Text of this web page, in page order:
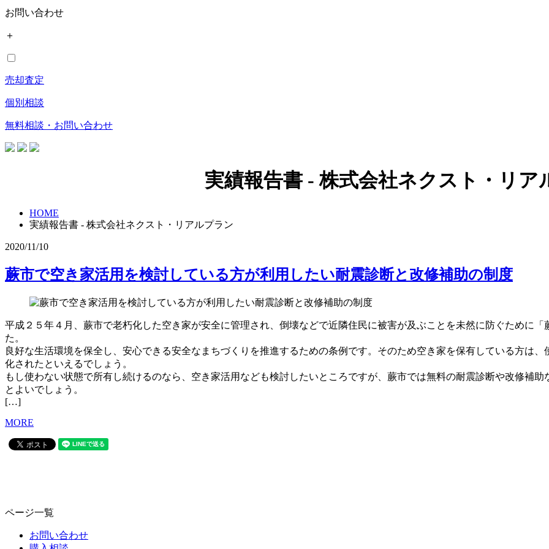
お問い合わせ
＋
売却査定
個別相談
無料相談・お問い合わせ
実績報告書 - 株式会社ネクスト・リア
HOME
実績報告書 - 株式会社ネクスト・リアルプラン
2020/11/10
蕨市で空き家活用を検討している方が利用したい耐震診断と改修補助の制度
平成２５年４月、蕨市で老朽化した空き家が安全に管理され、倒壊などで近隣住民に被害が及ぶことを未然に防ぐために
た。
良好な生活環境を保全し、安心できる安全なまちづくりを推進するための条例です。そのため空き家を保有している方は
化されたといえるでしょう。
もし使わない状態で所有し続けるのなら、空き家活用なども検討したいところですが、蕨市では無料の耐震診断や改修補
とよいでしょう。
[…]
MORE
ページ一覧
お問い合わせ